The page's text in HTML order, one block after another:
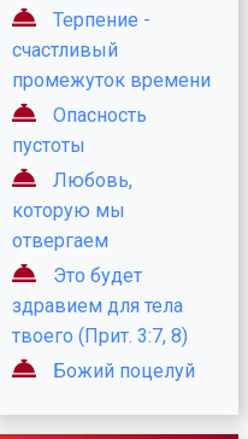
Терпение -
счастливый
промежуток времени
Опасность
пустоты
Любовь,
которую мы
отвергаем
Это будет
здравием для тела
твоего (Прит. 3:7, 8)
Божий поцелуй